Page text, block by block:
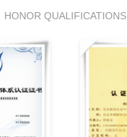
HONOR QUALIFICATIONS